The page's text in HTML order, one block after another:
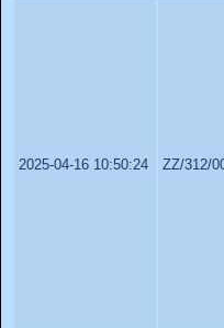
2025-04-16 10:50:24 ZZ/312/